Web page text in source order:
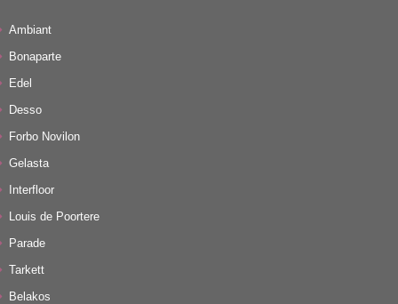
Ambiant
Bonaparte
Edel
Desso
Forbo Novilon
Gelasta
Interfloor
Louis de Poortere
Parade
Tarkett
Belakos